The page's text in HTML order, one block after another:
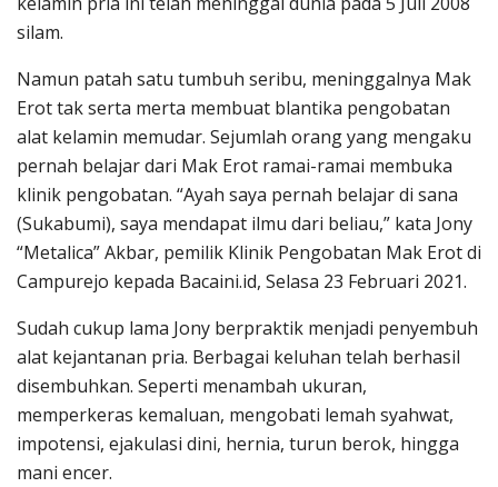
silam.
Namun patah satu tumbuh seribu, meninggalnya Mak
Erot tak serta merta membuat blantika pengobatan
alat kelamin memudar. Sejumlah orang yang mengaku
pernah belajar dari Mak Erot ramai-ramai membuka
klinik pengobatan. “Ayah saya pernah belajar di sana
(Sukabumi), saya mendapat ilmu dari beliau,” kata Jony
“Metalica” Akbar, pemilik Klinik Pengobatan Mak Erot di
Campurejo kepada Bacaini.id, Selasa 23 Februari 2021.
Sudah cukup lama Jony berpraktik menjadi penyembuh
alat kejantanan pria. Berbagai keluhan telah berhasil
disembuhkan. Seperti menambah ukuran,
memperkeras kemaluan, mengobati lemah syahwat,
impotensi, ejakulasi dini, hernia, turun berok, hingga
mani encer.